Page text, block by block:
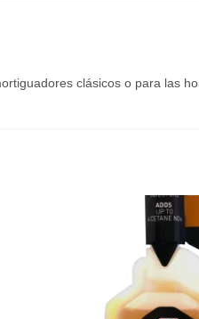
clásicos o para las